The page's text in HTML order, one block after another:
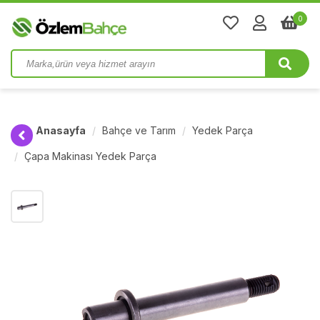
0
Anasayfa Bahçe ve Tarım Yedek Parça
Çapa Makinası Yedek Parça